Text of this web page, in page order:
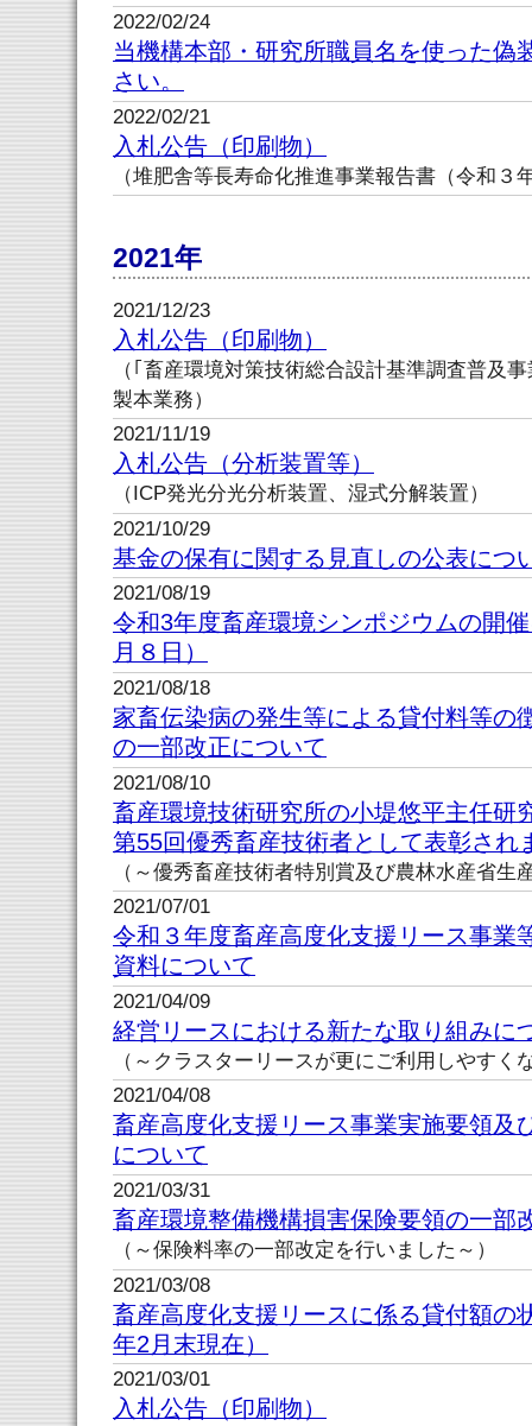
2022/02/24
当機構本部・研究所職員名を使った偽
さい。
2022/02/21
入札公告（印刷物）
（堆肥舎等長寿命化推進事業報告書（令和３
2021年
2021/12/23
入札公告（印刷物）
（｢畜産環境対策技術総合設計基準調査普及
製本業務）
2021/11/19
入札公告（分析装置等）
（ICP発光分光分析装置、湿式分解装置）
2021/10/29
基金の保有に関する見直しの公表につ
2021/08/19
令和3年度畜産環境シンポジウムの開
月８日）
2021/08/18
家畜伝染病の発生等による貸付料等の
の一部改正について
2021/08/10
畜産環境技術研究所の小堤悠平主任研
第55回優秀畜産技術者として表彰され
（～優秀畜産技術者特別賞及び農林水産省生
2021/07/01
令和３年度畜産高度化支援リース事業
資料について
2021/04/09
経営リースにおける新たな取り組みに
（～クラスターリースが更にご利用しやすく
2021/04/08
畜産高度化支援リース事業実施要領及
について
2021/03/31
畜産環境整備機構損害保険要領の一部
（～保険料率の一部改定を行いました～）
2021/03/08
畜産高度化支援リースに係る貸付額の
年2月末現在）
2021/03/01
入札公告（印刷物）